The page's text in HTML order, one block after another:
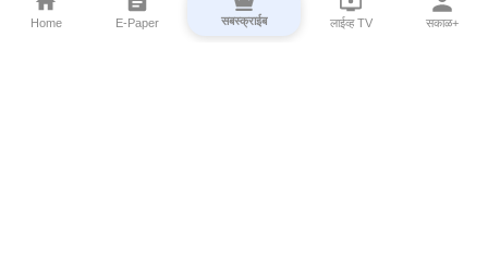
Home E-Paper सबस्क्राईब लाईव्ह TV सकाळ+